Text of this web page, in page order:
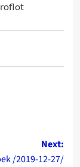
Next:
/2019-12-27/